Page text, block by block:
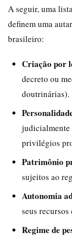
A seguir, uma
definem uma
brasileiro:
Criação por
decreto ou
doutrinárias).
judicialmente
privilégios
Patrimônio
sujeitos ao
Autonomia
seus
Regime de